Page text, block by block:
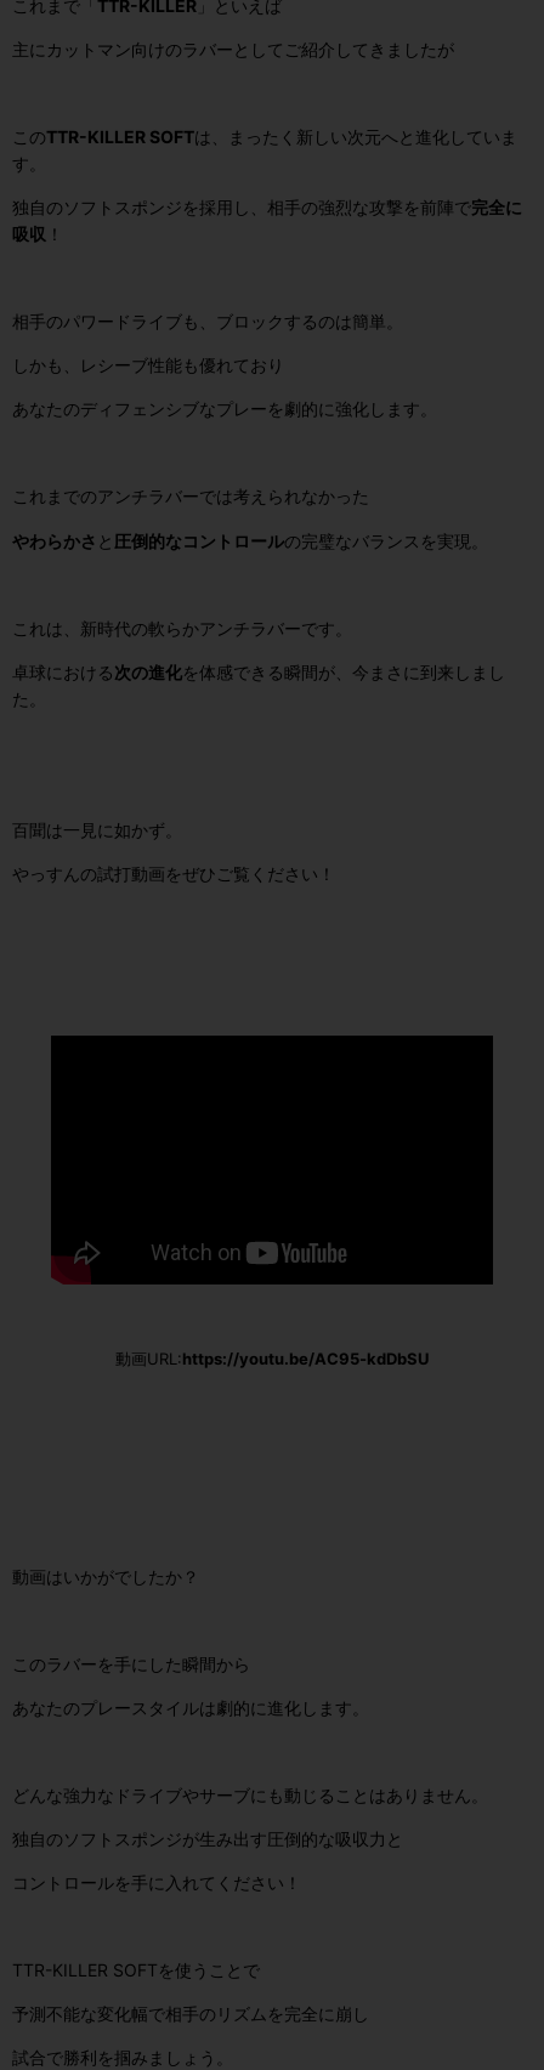
これまで「 TTR-KILLER 」といえば
主にカットマン向けのラバーとしてご紹介してきましたが
このTTR-KILLER SOFTは、まったく新しい次元へと進化していま
す。
独自のソフトスポンジを採用し、相手の強烈な攻撃を前陣で完全に
吸収 ！
相手のパワードライブも、ブロックするのは簡単。
しかも、レシーブ性能も優れており
あなたのディフェンシブなプレーを劇的に強化します。
これまでのアンチラバーでは考えられなかった
やわらかさ と 圧倒的なコントロールの完璧なバランスを実現。
これは、新時代の軟らかアンチラバーです。
卓球における次の進化を体感できる瞬間が、今まさに到来しまし
た。
百聞は一見に如かず。
やっすんの試打動画をぜひご覧ください！
動画URL:https://youtu.be/AC95-kdDbSU
動画はいかがでしたか？
このラバーを手にした瞬間から
あなたのプレースタイルは劇的に進化します。
どんな強力なドライブやサーブにも動じることはありません。
独自のソフトスポンジが生み出す圧倒的な吸収力と
コントロールを手に入れてください！
TTR-KILLER SOFTを使うことで
予測不能な変化幅で相手のリズムを完全に崩し
試合で勝利を掴みましょう。